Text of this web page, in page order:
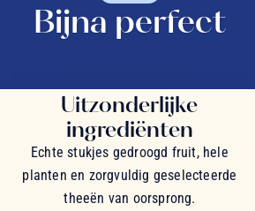
Bijna perfect
Uitzonderlijke
ingrediënten
Echte stukjes gedroogd fruit, hele
planten en zorgvuldig geselecteerde
theeën van oorsprong.